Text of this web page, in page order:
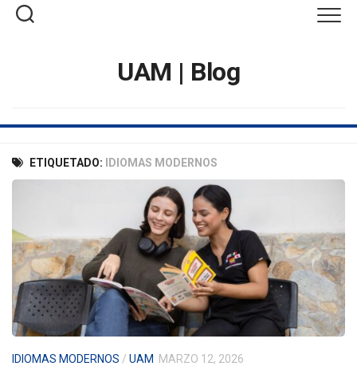
Saltar
UAM | Blog
ETIQUETADO: IDIOMAS MODERNOS
IDIOMAS MODERNOS / UAM MARZO 12, 2026